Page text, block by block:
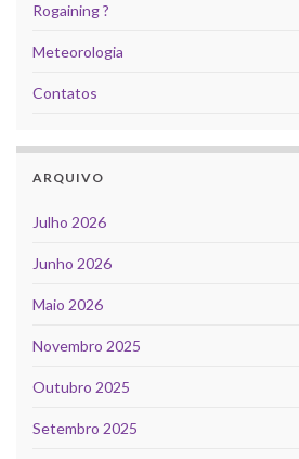
Rogaining ?
Meteorologia
Contatos
ARQUIVO
Julho 2026
Junho 2026
Maio 2026
Novembro 2025
Outubro 2025
Setembro 2025